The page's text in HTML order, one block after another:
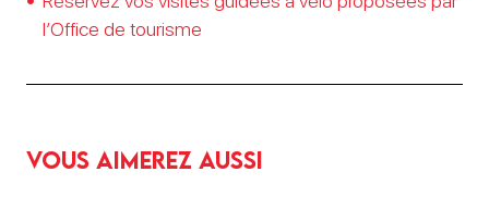
l’Office de tourisme
Vous aimerez aussi